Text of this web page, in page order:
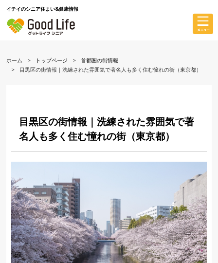
イチイのシニア住まい&健康情報
ホーム トップページ
首都圏の街情報
目黒区の街情報｜洗練された雰囲気で著名人も多く住む憧れの街（東京都）
目黒区の街情報｜洗練された雰囲気で著
名人も多く住む憧れの街（東京都）